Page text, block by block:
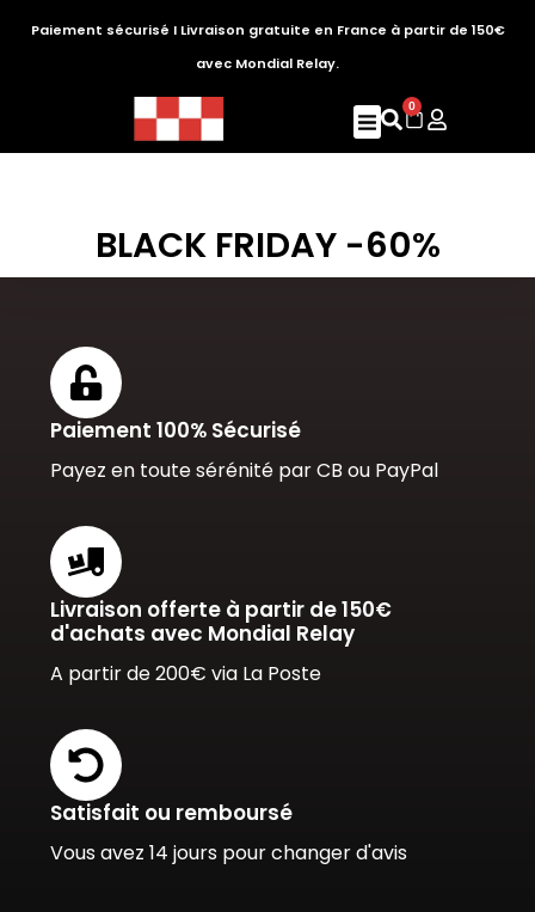
Paiement sécurisé I Livraison gratuite en France à partir de 150€
avec Mondial Relay.
0
BLACK FRIDAY -60%
Paiement 100% Sécurisé
Payez en toute sérénité par CB ou PayPal
Livraison offerte à partir de 150€
d'achats avec Mondial Relay
A partir de 200€ via La Poste
Satisfait ou remboursé
Vous avez 14 jours pour changer d'avis